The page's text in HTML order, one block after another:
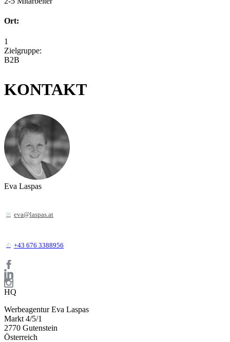
Ort:
1
Zielgruppe:
B2B
KONTAKT
Eva Laspas
eva@laspas.at
+43 676 3388956
HQ
Werbeagentur Eva Laspas
Markt 4/5/1
2770 Gutenstein
Österreich